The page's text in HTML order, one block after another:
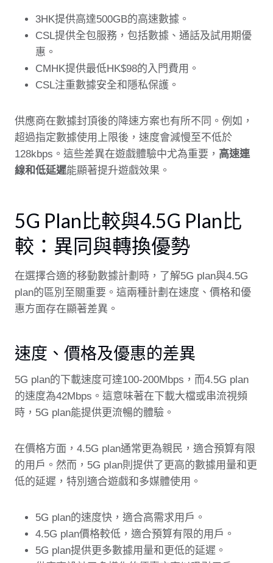
3HK提供高達500GB的高速數據。
CSL提供全包服務，包括數據、通話及試用期優
惠。
CMHK提供最低HK$98的入門費用。
CSL注重數據安全和隱私保護。
供應商在數據封頂後的降速方案也有所不同。例如，
超過指定數據使用上限後，速度會減慢至不低於
128kbps。這些差異在遊戲體驗中尤為重要， 高速連
線和低延遲能顯著提升遊戲效果。
5G Plan比較與4.5G Plan比
較：異同與轉換優勢
在選擇合適的移動數據計劃時，了解5G plan與4.5G
plan的區別至關重要。這兩種計劃在速度、價格和優
惠方面存在顯著差異。
速度、價格及優惠的差異
5G plan的下載速度可達100-200Mbps，而4.5G plan
的速度為42Mbps。這意味著在下載大檔或串流視頻
時，5G plan能提供更流暢的體驗。
在價格方面，4.5G plan通常更為親民，適合預算有限
的用戶。然而，5G plan則提供了更高的數據用量和更
低的延遲，特別適合遊戲和多媒體使用。
5G plan的速度快，適合高需求用戶。
4.5G plan價格較低，適合預算有限的用戶。
5G plan提供更多數據用量和更低的延遲。